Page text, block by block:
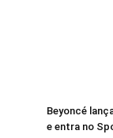
Beyoncé
e entra no